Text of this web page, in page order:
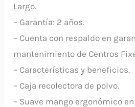
Largo.
– Garantía: 2 años.
– Cuenta con respaldo en
mantenimiento de Centros
– Características y beneficios.
– Caja recolectora de polvo.
– Suave mango ergonómico